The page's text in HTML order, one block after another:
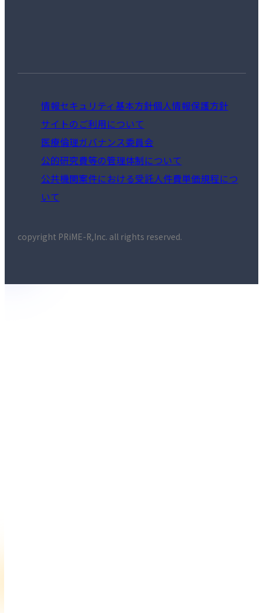
情報セキュリティ基本方針個人情報保護方針
サイトのご利用について
医療倫理ガバナンス委員会
公的研究費等の管理体制について
公共機関案件における受託人件費単価規程につ
いて
copyright PRiME-R,Inc. all rights reserved.